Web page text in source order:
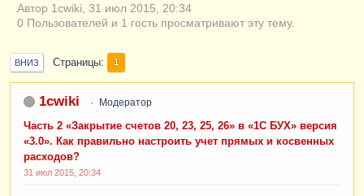
Автор 1cwiki, 31 июл 2015, 20:34
0 Пользователей и 1 гость просматривают эту тему.
ВНИЗ Страницы 1
1cwiki Модератор
Часть 2 «Закрытие счетов 20, 23, 25, 26» в «1С БУХ» версия
«3.0». Как правильно настроить учет прямых и косвенных
расходов?
31 июл 2015, 20:34